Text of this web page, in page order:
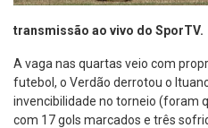
transmissão ao vivo do SporTV.
A vaga nas quartas veio com
futebol, o Verdão derrotou o
invencibilidade no torneio (foram
com 17 gols marcados e três